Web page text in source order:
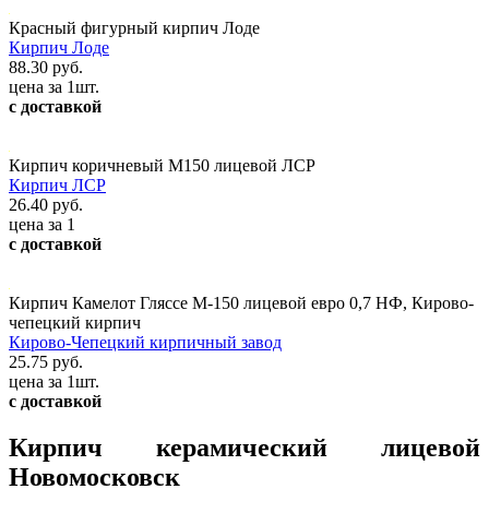
Красный фигурный кирпич Лоде
Кирпич Лоде
88.30 руб.
цена за 1шт.
с доставкой
Кирпич коричневый М150 лицевой ЛСР
Кирпич ЛСР
26.40 руб.
цена за 1
с доставкой
Кирпич Камелот Гляссе М-150 лицевой евро 0,7 НФ, Кирово-
чепецкий кирпич
Кирово-Чепецкий кирпичный завод
25.75 руб.
цена за 1шт.
с доставкой
Кирпич керамический лицевой
Новомосковск